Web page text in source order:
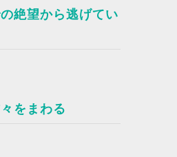
絶望から逃げてい
をまわる